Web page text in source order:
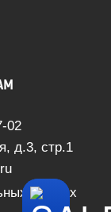
02
д.3, стр.1
данных